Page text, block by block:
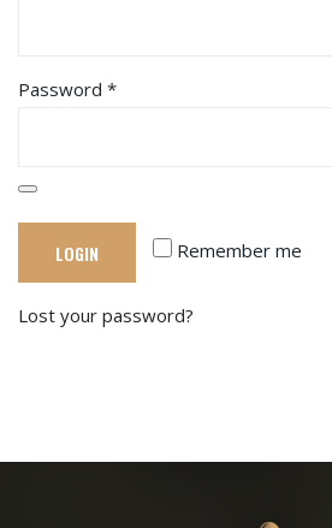
Password *
Remember me
Lost your password?